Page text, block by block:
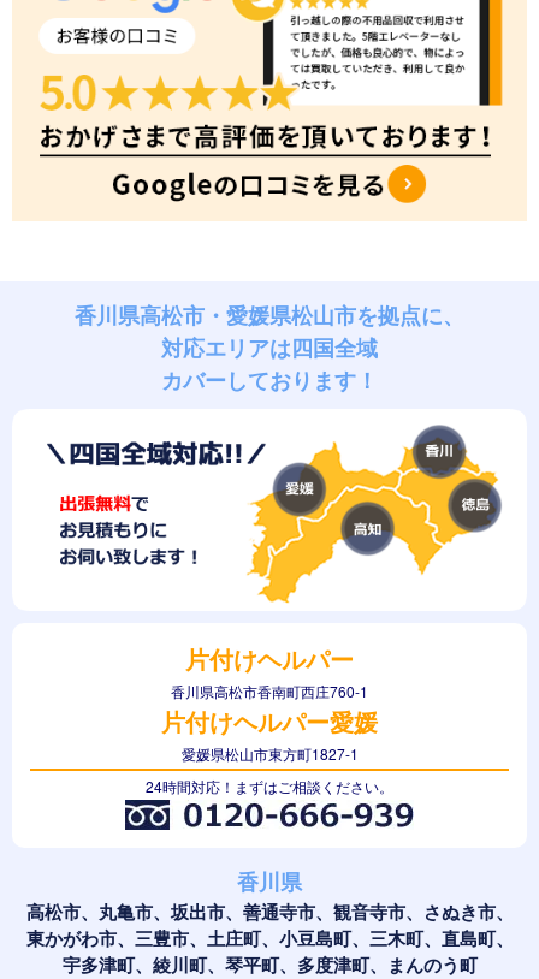
香川県高松市・愛媛県松山市を拠点に、
対応エリアは四国全域
カバーしております！
片付けヘルパー
香川県高松市香南町西庄760-1
片付けヘルパー愛媛
愛媛県松山市東方町1827-1
24時間対応！まずはご相談ください。
香川県
高松市、丸亀市、坂出市、善通寺市、観音寺市、さぬき市、
東かがわ市、三豊市、土庄町、小豆島町、三木町、直島町、
宇多津町、綾川町、琴平町、多度津町、まんのう町